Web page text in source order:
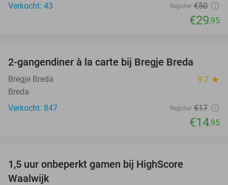
Verkocht: 43
Regulier €50
€29,95
2-gangendiner à la carte bij Bregje Breda
Bregje Breda 9.7 star
Breda
Verkocht: 847
Regulier €17
€14,95
1,5 uur onbeperkt gamen bij HighScore
Waalwijk